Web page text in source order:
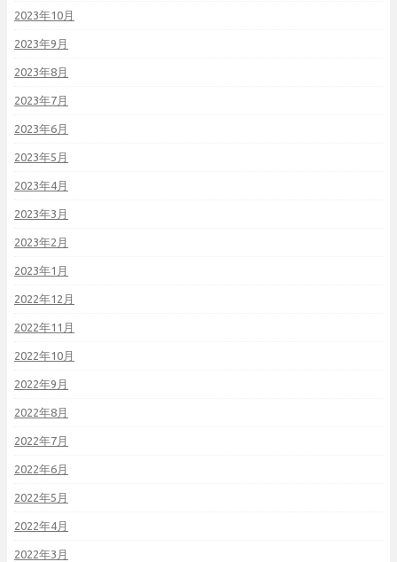
2023年10月
2023年9月
2023年8月
2023年7月
2023年6月
2023年5月
2023年4月
2023年3月
2023年2月
2023年1月
2022年12月
2022年11月
2022年10月
2022年9月
2022年8月
2022年7月
2022年6月
2022年5月
2022年4月
2022年3月